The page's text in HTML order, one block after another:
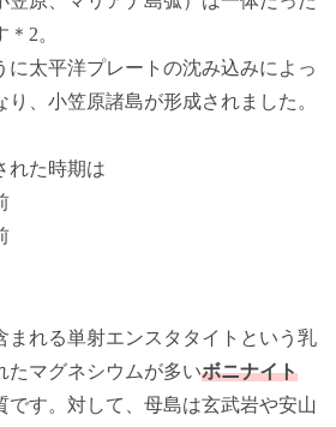
2。
に太平洋プレートの沈み込みによっ
、小笠原諸島が形成されました。
れた時期は
まれる単射エンスタタイトという乳
たマグネシウムが多いボニナイト
です。対して、母島は玄武岩や安山